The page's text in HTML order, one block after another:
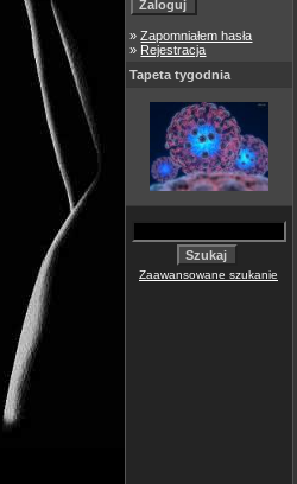
»Zapomniałem hasła
» Rejestracja
Tapeta tygodnia
Zaawansowane szukanie